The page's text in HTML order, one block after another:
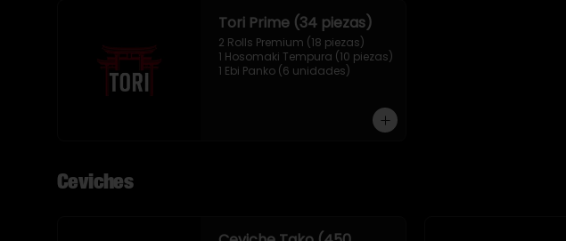
Tori Prime (34 piezas)
2 Rolls Premium (18 piezas)
1 Hosomaki Tempura (10 piezas)
1 Ebi Panko (6 unidades)
Ceviches